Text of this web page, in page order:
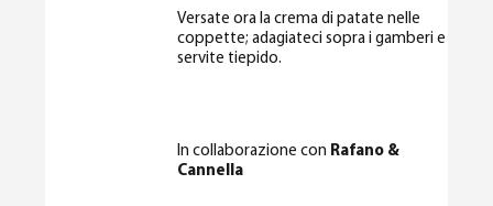
Versate ora la crema di patate nelle
coppette; adagiateci sopra i gamberi e
servite tiepido.
In collaborazione con Rafano &
Cannella